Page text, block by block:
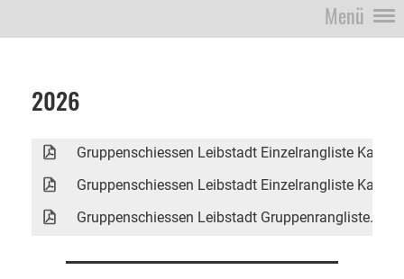
Menü
2026
Gruppenschiessen Leibstadt Einzelrangliste
Gruppenschiessen Leibstadt Einzelrangliste
Gruppenschiessen Leibstadt Gruppenrangliste.pdf